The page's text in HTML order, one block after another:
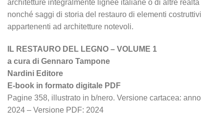
architetture integralmente lignee italiane o di altre realtà
nonché saggi di storia del restauro di elementi costruttivi
appartenenti ad architetture notevoli.
IL RESTAURO DEL LEGNO – VOLUME 1
a cura di Gennaro Tampone
Nardini Editore
E-book in formato digitale PDF
Pagine 358, illustrato in b/nero. Versione cartacea: anno
2024 – Versione PDF: 2024